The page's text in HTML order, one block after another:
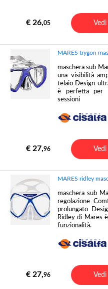
€ 26,05 Vedi
MARES trygon
maschera sub
una visibilità
telaio Design
è perfetta per
sessioni
€ 27,96 Vedi
MARES ridley
maschera sub
regolazione
prolungato
Ridley di Mares
funzionalità.
€ 27,96 Vedi